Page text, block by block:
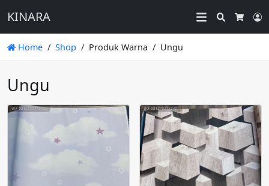
KINARA
Search
Home Shop Produk Warna Ungu
Ungu